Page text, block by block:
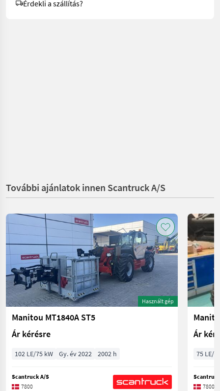
Érdekli a szállítás?
További ajánlatok innen Scantruck A/S
Használt gép
Manitou MT1840A ST5
Ár kérésre
102 LE/75 kW Gy. év 2022 2002 h
Scantruck A/S
7800
Ár
75 LE/
7800